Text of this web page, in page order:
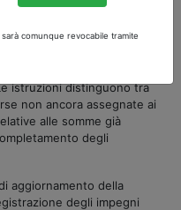
pubblicato sul portaleItalia
ai soggetti attuatori le
istruzioni distinguono tra
non ancora assegnate ai
alle somme già
degli
aggiornamento della
degli impegni
comunque revocabile tramite